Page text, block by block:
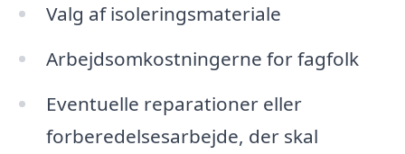
Valg af isoleringsmateriale
Arbejdsomkostningerne for fagfolk
Eventuelle reparationer eller
forberedelsesarbejde, der skal